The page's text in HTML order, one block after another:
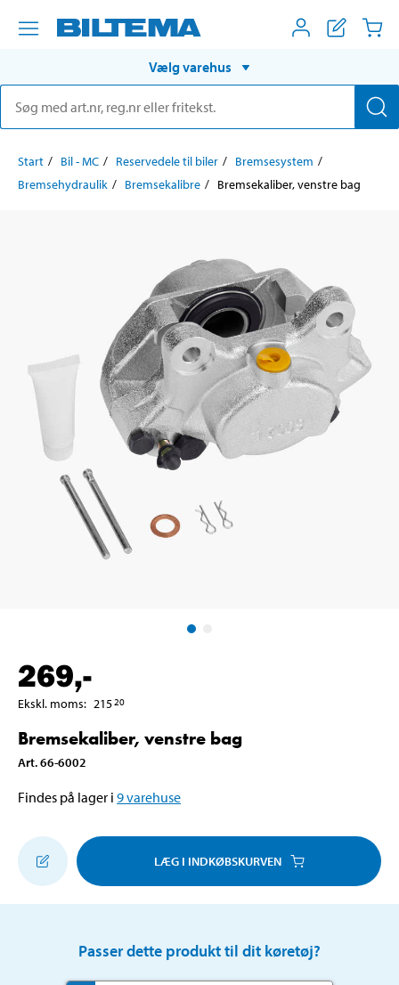
Vælg varehus
Start Bil - MC Reservedele til biler
Bremsesystem
Bremsehydraulik
Bremsekalibre Bremsekaliber, venstre bag
269,-
Ekskl. moms: 21520
Bremsekaliber, venstre bag
Art.66-6002
Findes på lager i 9varehuse
LÆG I INDKØBSKURVEN
Passer dette produkt til dit køretøj?